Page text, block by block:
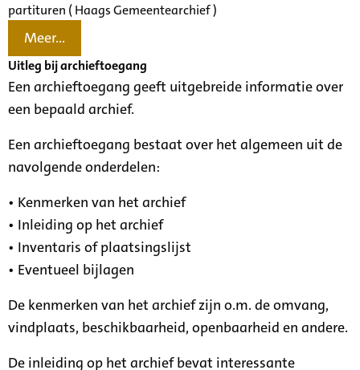
partituren ( Haags Gemeentearchief )
Meer...
Uitleg bij archieftoegang
Een archieftoegang geeft uitgebreide informatie over
een bepaald archief.
Een archieftoegang bestaat over het algemeen uit de
navolgende onderdelen:
• Kenmerken van het archief
• Inleiding op het archief
• Inventaris of plaatsingslijst
• Eventueel bijlagen
De kenmerken van het archief zijn o.m. de omvang,
vindplaats, beschikbaarheid, openbaarheid en andere.
De inleiding op het archief bevat interessante